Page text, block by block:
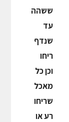
ששהה
עד
שנדף
ריחו
וכן כל
מאכל
שריחו
רע או